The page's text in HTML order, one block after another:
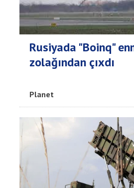
Rusiyada "Boinq"
zolağından çıxdı
Planet